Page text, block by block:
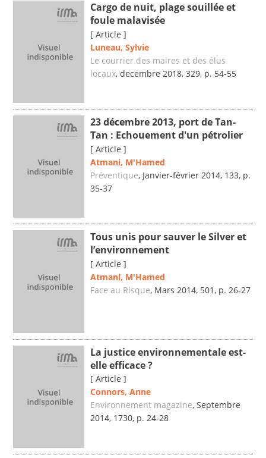
Cargo de nuit, plage souillée et
foule malavisée
[ Article ]
Luneau, Sylvie
Le courrier des maires et des élus
locaux, decembre 2018, 329, p. 54-55
23 décembre 2013, port de Tan-
Tan : Echouement d'un pétrolier
[ Article ]
Atmani, M'Hamed
Préventique, Janvier-février 2014, 133, p.
35-37
Tous unis pour sauver le Silver et
l’environnement
[ Article ]
Atmani, M'Hamed
Face au Risque, Mars 2014, 501, p. 26-27
La justice environnementale est-
elle efficace ?
[ Article ]
Connors, Anne
Environnement magazine, Septembre
2014, 1730, p. 24-28